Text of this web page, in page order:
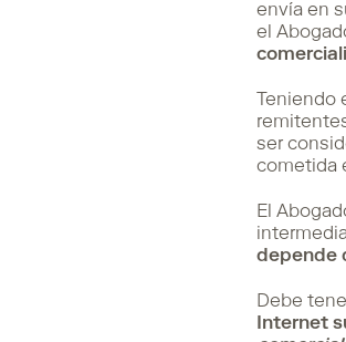
envía en
el
Teniendo
ser
cometida
El
depende
Debe
Internet